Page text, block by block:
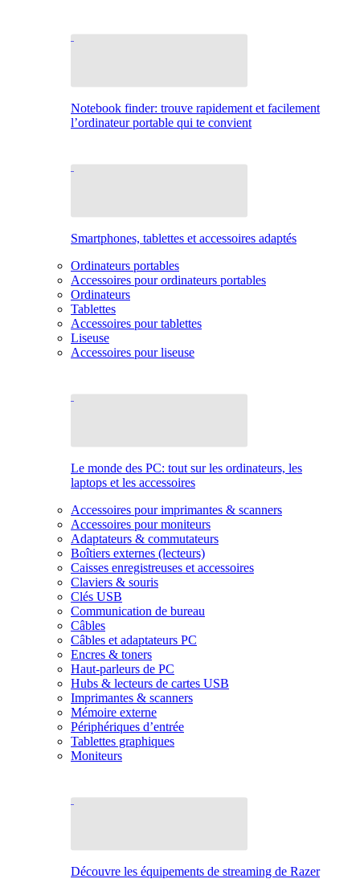
Notebook finder: trouve rapidement et facilement
l’ordinateur portable qui te convient
Smartphones, tablettes et accessoires adaptés
Ordinateurs portables
Accessoires pour ordinateurs portables
Ordinateurs
Tablettes
Accessoires pour tablettes
Liseuse
Accessoires pour liseuse
Le monde des PC: tout sur les ordinateurs, les
laptops et les accessoires
Accessoires pour imprimantes & scanners
Accessoires pour moniteurs
Adaptateurs & commutateurs
Boîtiers externes (lecteurs)
Caisses enregistreuses et accessoires
Claviers & souris
Clés USB
Communication de bureau
Câbles
Câbles et adaptateurs PC
Encres & toners
Haut-parleurs de PC
Hubs & lecteurs de cartes USB
Imprimantes & scanners
Mémoire externe
Périphériques d’entrée
Tablettes graphiques
Moniteurs
Découvre les équipements de streaming de Razer